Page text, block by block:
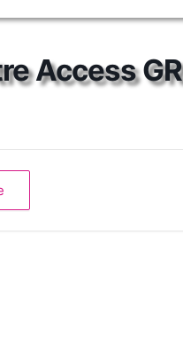
Access GR